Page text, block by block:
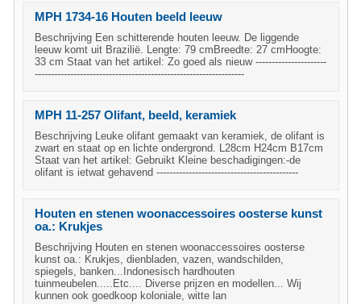
MPH 1734-16 Houten beeld leeuw
Beschrijving Een schitterende houten leeuw. De liggende
leeuw komt uit Brazilië. Lengte: 79 cmBreedte: 27 cmHoogte:
33 cm Staat van het artikel: Zo goed als nieuw ----------------------
-----------------------------------------------------------------
MPH 11-257 Olifant, beeld, keramiek
Beschrijving Leuke olifant gemaakt van keramiek, de olifant is
zwart en staat op en lichte ondergrond. L28cm H24cm B17cm
Staat van het artikel: Gebruikt Kleine beschadigingen:-de
olifant is ietwat gehavend --------------------------------------------
Houten en stenen woonaccessoires oosterse kunst
oa.: Krukjes
Beschrijving Houten en stenen woonaccessoires oosterse
kunst oa.: Krukjes, dienbladen, vazen, wandschilden,
spiegels, banken...Indonesisch hardhouten
tuinmeubelen.....Etc.... Diverse prijzen en modellen... Wij
kunnen ook goedkoop koloniale, witte lan